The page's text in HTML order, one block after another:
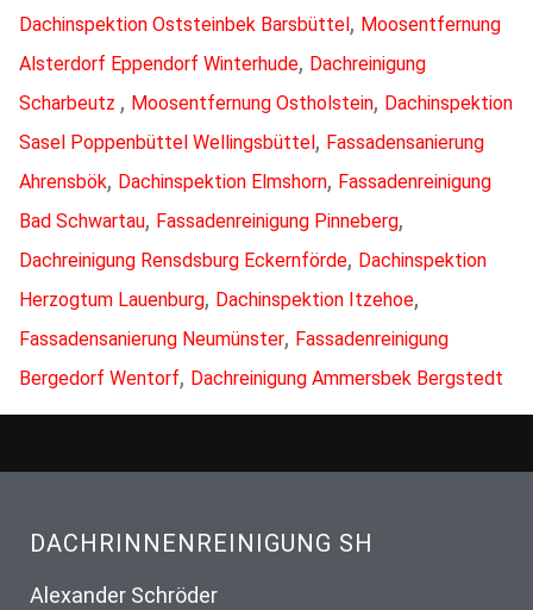
Dachinspektion Oststeinbek Barsbüttel, Moosentfernung
Alsterdorf Eppendorf Winterhude, Dachreinigung
Scharbeutz , Moosentfernung Ostholstein, Dachinspektion
Sasel Poppenbüttel Wellingsbüttel, Fassadensanierung
Ahrensbök, Dachinspektion Elmshorn, Fassadenreinigung
Bad Schwartau, Fassadenreinigung Pinneberg,
Dachreinigung Rensdsburg Eckernförde, Dachinspektion
Herzogtum Lauenburg, Dachinspektion Itzehoe,
Fassadensanierung Neumünster, Fassadenreinigung
Bergedorf Wentorf, Dachreinigung Ammersbek Bergstedt
DACHRINNENREINIGUNG SH
Alexander Schröder